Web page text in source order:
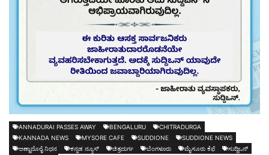
ANNADURAI PASSES AWAY BENGALURU
CHITRADURGA
KANNADA NEWS
MYSORE CAFE SUDDIONE
SUDDIONE NEWS
ಅಣ್ಣಾದೊರೈ ನಿಧನ
ಕನ್ನಡ ನ್ಯೂಸ್ ಚಿತ್ರದುರ್ಗ ಬೆಂಗಳೂರು ಮೈಸೂರು ಕೆಫೆ
ಸುದ್ದಿಒನ್